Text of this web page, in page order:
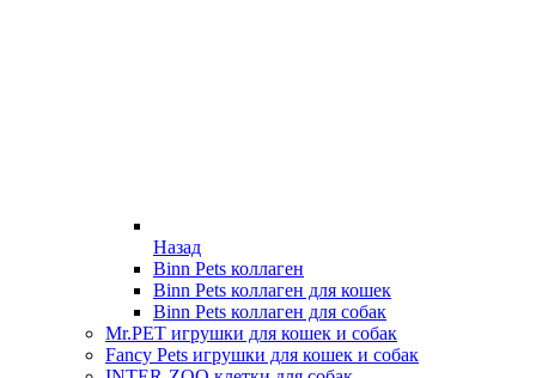
Назад
Binn Pets коллаген
Binn Pets коллаген для кошек
Binn Pets коллаген для собак
Mr.PET игрушки для кошек и собак
Fancy Pets игрушки для кошек и собак